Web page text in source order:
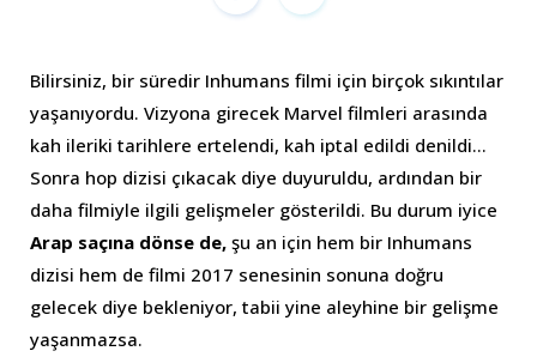
Bilirsiniz, bir süredir Inhumans filmi için birçok sıkıntılar
yaşanıyordu. Vizyona girecek Marvel filmleri arasında
kah ileriki tarihlere ertelendi, kah iptal edildi denildi…
Sonra hop dizisi çıkacak diye duyuruldu, ardından bir
daha filmiyle ilgili gelişmeler gösterildi. Bu durum iyice
Arap saçına dönse de, şu an için hem bir Inhumans
dizisi hem de filmi 2017 senesinin sonuna doğru
gelecek diye bekleniyor, tabii yine aleyhine bir gelişme
yaşanmazsa.